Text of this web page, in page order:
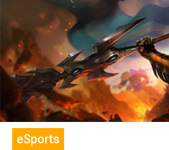
eSports